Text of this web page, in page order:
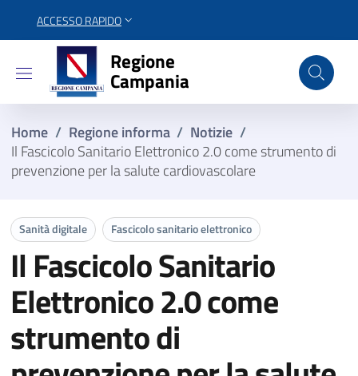
ACCESSO RAPIDO
Regione Campania
Regione
Campania
Home / Regione informa / Notizie /
Il Fascicolo Sanitario Elettronico 2.0 come strumento di
prevenzione per la salute cardiovascolare
Sanità digitale Fascicolo sanitario elettronico
Il Fascicolo Sanitario
Elettronico 2.0 come
strumento di